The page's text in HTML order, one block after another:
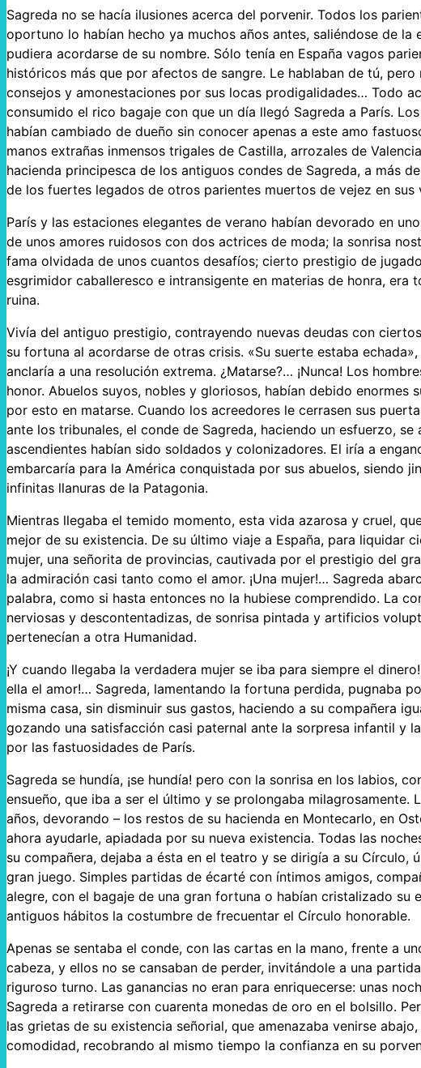
Sagreda no se hacía ilusiones acerca del porvenir. Todos los
oportuno lo habían hecho ya muchos años antes, saliéndose de la
pudiera acordarse de su nombre. Sólo tenía en España vagos
históricos más que por afectos de sangre. Le hablaban de tú,
consejos y amonestaciones por sus locas prodigalidades… Todo
consumido el rico bagaje con que un día llegó Sagreda a París.
habían cambiado de dueño sin conocer apenas a este amo
manos extrañas inmensos trigales de Castilla, arrozales de
hacienda principesca de los antiguos condes de Sagreda, a más
de los fuertes legados de otros parientes muertos de vejez en sus
París y las estaciones elegantes de verano habían devorado en
de unos amores ruidosos con dos actrices de moda; la sonrisa
fama olvidada de unos cuantos desafíos; cierto prestigio de
esgrimidor caballeresco e intransigente en materias de honra, era
ruina.
Vivía del antiguo prestigio, contrayendo nuevas deudas con
su fortuna al acordarse de otras crisis. «Su suerte estaba
anclaría a una resolución extrema. ¿Matarse?… ¡Nunca! Los
honor. Abuelos suyos, nobles y gloriosos, habían debido enormes
por esto en matarse. Cuando los acreedores le cerrasen sus
ante los tribunales, el conde de Sagreda, haciendo un esfuerzo,
ascendientes habían sido soldados y colonizadores. El iría a
embarcaría para la América conquistada por sus abuelos, siendo
infinitas llanuras de la Patagonia.
Mientras llegaba el temido momento, esta vida azarosa y cruel,
mejor de su existencia. De su último viaje a España, para liquidar
mujer, una señorita de provincias, cautivada por el prestigio del
la admiración casi tanto como el amor. ¡Una mujer!… Sagreda
palabra, como si hasta entonces no la hubiese comprendido. La
nerviosas y descontentadizas, de sonrisa pintada y artificios
pertenecían a otra Humanidad.
¡Y cuando llegaba la verdadera mujer se iba para siempre el
ella el amor!… Sagreda, lamentando la fortuna perdida, pugnaba
misma casa, sin disminuir sus gastos, haciendo a su compañera
gozando una satisfacción casi paternal ante la sorpresa infantil y
por las fastuosidades de París.
Sagreda se hundía, ¡se hundía! pero con la sonrisa en los labios,
ensueño, que iba a ser el último y se prolongaba
años, devorando – los restos de su hacienda en Montecarlo, en
ahora ayudarle, apiadada por su nueva existencia. Todas las
su compañera, dejaba a ésta en el teatro y se dirigía a su Círculo,
gran juego. Simples partidas de écarté con íntimos amigos,
alegre, con el bagaje de una gran fortuna o habían cristalizado
antiguos hábitos la costumbre de frecuentar el Círculo honorable.
Apenas se sentaba el conde, con las cartas en la mano, frente a
cabeza, y ellos no se cansaban de perder, invitándole a una
riguroso turno. Las ganancias no eran para enriquecerse: unas
Sagreda a retirarse con cuarenta monedas de oro en el bolsillo.
las grietas de su existencia señorial, que amenazaba venirse
comodidad, recobrando al mismo tiempo la confianza en su